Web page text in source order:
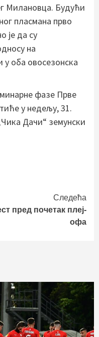
Милановца. Будући
пласмана прво
је да су
на
у оба овосезонска
фазе Прве
у недељу, 31.
Дачи“ земунски
Следећа
пред почетак плеј-
офа